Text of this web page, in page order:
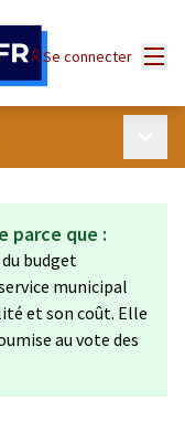
Se connecter
parce que :
budget
municipal
et son coût. Elle
au vote des